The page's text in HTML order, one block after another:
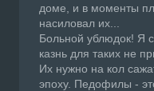
доме, и в моменты
насиловал их...
Больной ублюдок! Я
казнь для таких не
Их нужно на кол
эпоху. Педофилы -